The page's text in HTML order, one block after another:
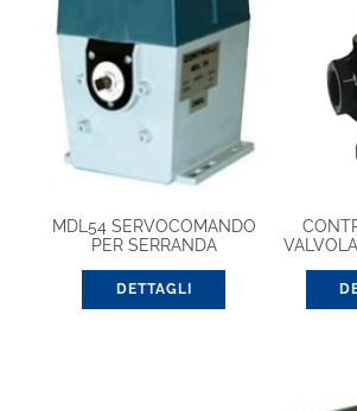
MDL54 SERVOCOMANDO
PER SERRANDA
DETTAGLI